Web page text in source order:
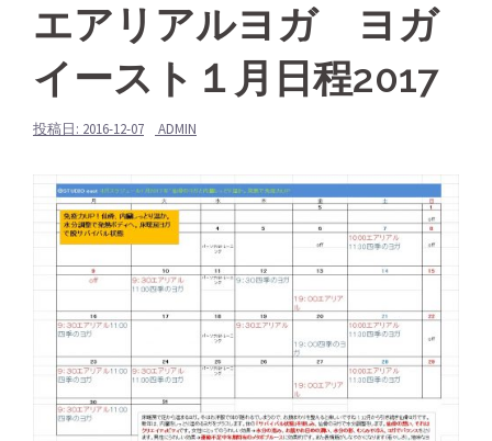
エアリアルヨガ ヨガ
イースト１月日程2017
投稿日: 2016-12-07 ADMIN